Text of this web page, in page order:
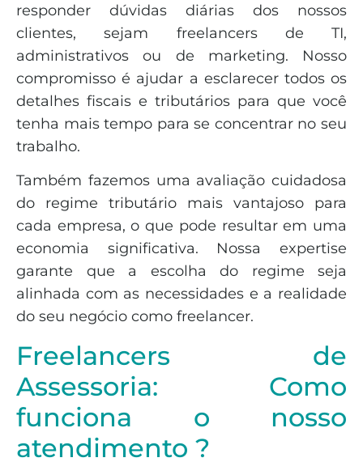
responder dúvidas diárias dos nossos
clientes, sejam freelancers de TI,
administrativos ou de marketing. Nosso
compromisso é ajudar a esclarecer todos os
detalhes fiscais e tributários para que você
tenha mais tempo para se concentrar no seu
trabalho.
Também fazemos uma avaliação cuidadosa
do regime tributário mais vantajoso para
cada empresa, o que pode resultar em uma
economia significativa. Nossa expertise
garante que a escolha do regime seja
alinhada com as necessidades e a realidade
do seu negócio como freelancer.
Freelancers de
Assessoria: Como
funciona o nosso
atendimento ?